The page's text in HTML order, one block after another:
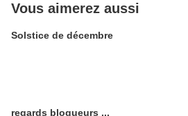
Vous aimerez aussi
Solstice de décembre
regards blogueurs ...